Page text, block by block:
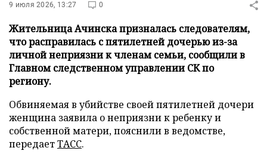
9 июля 2026, 13:27 0
Жительница Ачинска призналась следователям,
что расправилась с пятилетней дочерью из-за
личной неприязни к членам семьи, сообщили в
Главном следственном управлении СК по
региону.
Обвиняемая в убийстве своей пятилетней дочери
женщина заявила о неприязни к ребенку и
собственной матери, пояснили в ведомстве,
передаетТАСС.